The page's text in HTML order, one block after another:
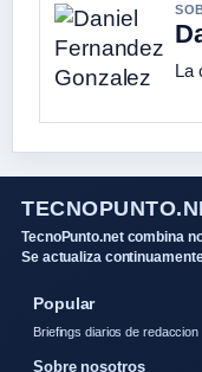
La
TecnoPunto.net combina
Se actualiza
Popular
Briefings diarios de
Sobre nosotros